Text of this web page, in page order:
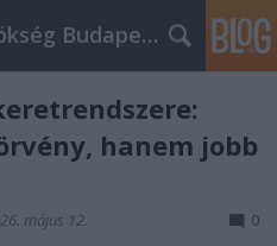
Keresőmarketing ügynökség Budapest, Online marketi
hanem jobb
május 12. 0